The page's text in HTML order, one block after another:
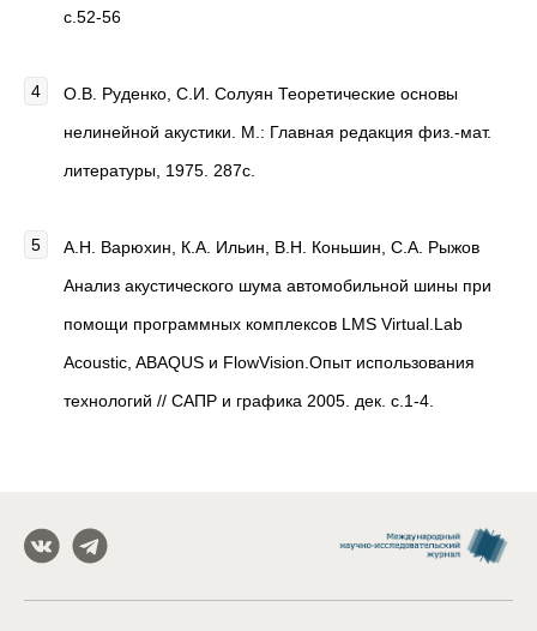
с.52-56
О.В. Руденко, С.И. Солуян Теоретические основы
нелинейной акустики. М.: Главная редакция физ.-мат.
литературы, 1975. 287с.
А.Н. Варюхин, К.А. Ильин, В.Н. Коньшин, С.А. Рыжов
Анализ акустического шума автомобильной шины при
помощи программных комплексов LMS Virtual.Lab
Acoustic, ABAQUS и FlowVision.Опыт использования
технологий // САПР и графика 2005. дек. с.1-4.